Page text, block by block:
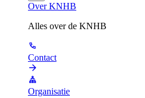
Over KNHB
Alles over de KNHB
Contact
Organisatie